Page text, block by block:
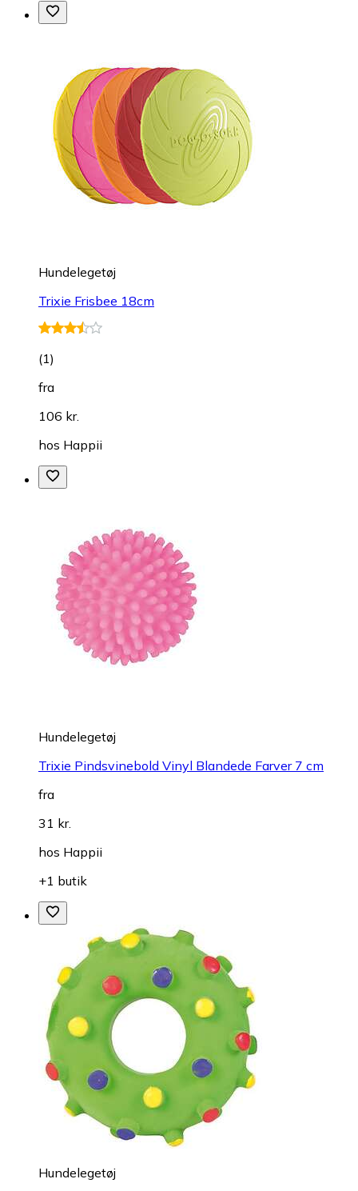
Hundelegetøj
Trixie Frisbee 18cm
(1)
fra
106 kr.
hos Happii
Hundelegetøj
Trixie Pindsvinebold Vinyl Blandede Farver 7 cm
fra
31 kr.
hos Happii
+1 butik
Hundelegetøj